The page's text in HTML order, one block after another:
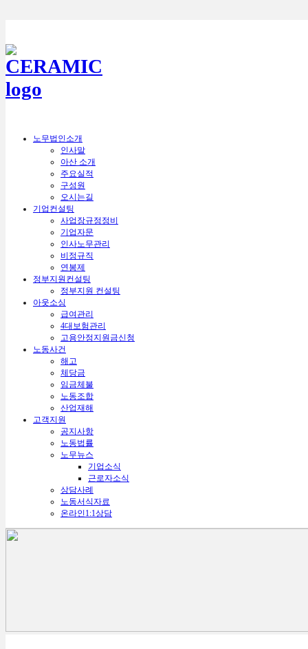
노무법인소개
인사말
아산 소개
주요실적
구성원
오시는길
기업컨설팅
사업장규정정비
기업자문
인사노무관리
비정규직
연봉제
정부지원컨설팅
정부지원 컨설팅
아웃소싱
급여관리
4대보험관리
고용안정지원금신청
노동사건
해고
체당금
임금체불
노동조합
산업재해
고객지원
공지사항
노동법률
노무뉴스
기업소식
근로자소식
상담사례
노동서식자료
온라인1:1상담